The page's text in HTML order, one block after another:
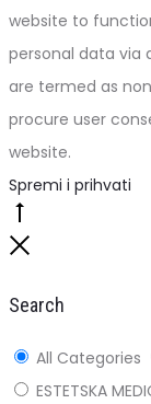
website to
personal data via
are termed as
procure user
website.
Spremi i prihvati
Search
All Categories
ESTETSKA